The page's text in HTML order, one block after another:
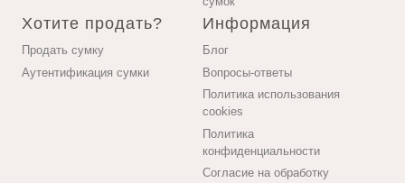
Хотите продать?
Продать сумку
Аутентификация сумки
Информация
Блог
Вопросы-ответы
Политика использования
cookies
Политика
конфиденциальности
Согласие на обработку